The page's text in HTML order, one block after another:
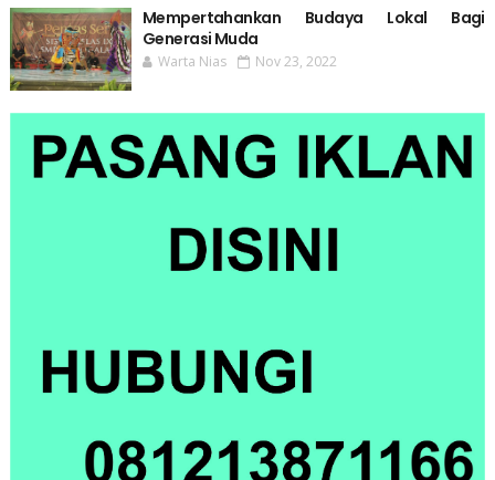
Mempertahankan Budaya Lokal Bagi
Generasi Muda
Warta Nias Nov 23, 2022